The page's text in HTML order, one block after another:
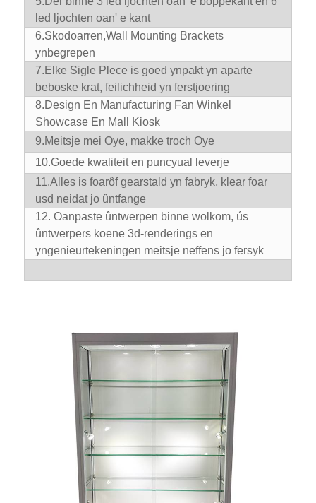
led ljochten oan' e kant
6.Skodoarren,Wall Mounting Brackets
ynbegrepen
7. Elke Sigle Plece is goed ynpakt yn aparte
beboske krat, feilichheid yn ferstjoering
8.Design En Manufacturing Fan Winkel
Showcase En Mall Kiosk
9.Meitsje mei Oye, makke troch Oye
10.Goede kwaliteit en puncyual leverje
11.Alles is foarôf gearstald yn fabryk, klear foar
usd neidat jo ûntfange
12. Oanpaste ûntwerpen binne wolkom, ús
ûntwerpers koene 3d-renderings en
yngenieurtekeningen meitsje neffens jo fersyk